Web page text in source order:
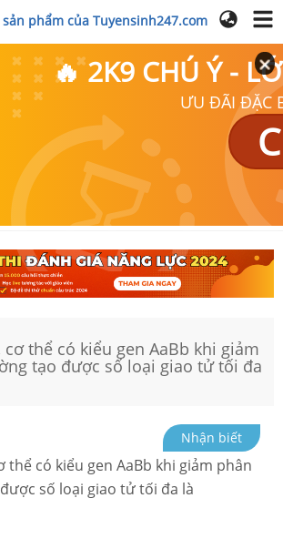
phẩm của Tuyensinh247.com
🔥 2K9 CHÚ Ý -
ƯU ĐÃI ĐẶC
thể có kiểu gen AaBb khi giảm
tạo được số loại giao tử tối đa
Nhận biết
thể có kiểu gen AaBb khi giảm phân
số loại giao tử tối đa là